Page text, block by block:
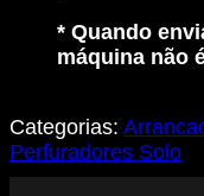
* Quando
máquina não
Categorias:
Perfuradores Solo